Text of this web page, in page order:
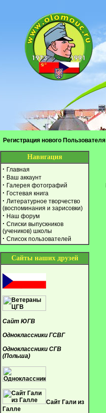
Регистрация нового Пользователя
Навигация
· Главная
· Ваш аккаунт
· Галерея фотографий
· Гостевая книга
· Литературное творчество
(воспоминания и зарисовки)
· Наш форум
· Списки выпускников
(учеников) школы
· Список пользователей
Сайты наших друзей
Сайт ЮГВ
Одноклассники ГСВГ
Одноклассники СГВ
(Польша)
Сайт Гали из
Галле